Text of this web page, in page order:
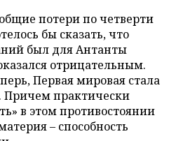
потери по четверти
бы сказать, что
был для Антанты
отрицательным.
Первая мировая стала
Причем практически
в этом противостоянии
– способность